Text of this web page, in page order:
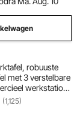
robuuste
met 3 verstelbare
werkstation
restaurant,
x 864 mm
(1,125)